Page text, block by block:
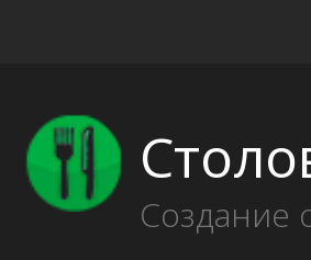
Создание